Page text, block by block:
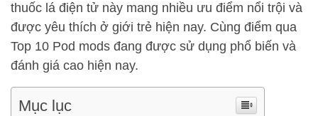
thuốc lá điện tử này mang nhiều ưu điểm nổi trội và
được yêu thích ở giới trẻ hiện nay. Cùng điểm qua
Top 10 Pod mods đang được sử dụng phổ biến và
đánh giá cao hiện nay.
Mục lục